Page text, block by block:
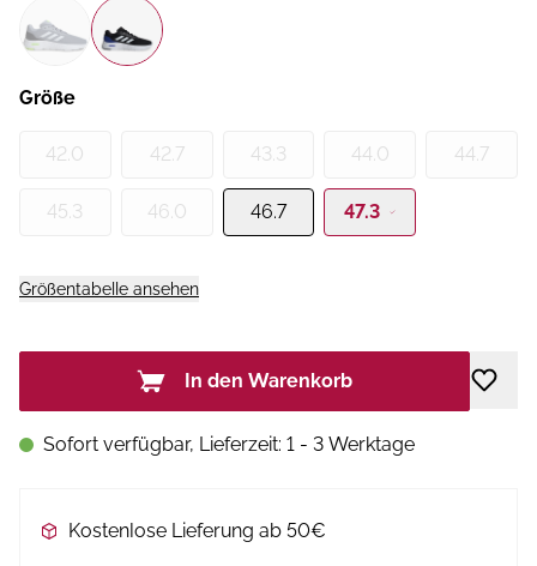
Größe
42.0 42.7 43.3 44.0 44.7
45.3 46.0 46.7 47.3
Größentabelle ansehen
In den Warenkorb
Sofort verfügbar, Lieferzeit: 1 - 3 Werktage
Kostenlose Lieferung ab 50€